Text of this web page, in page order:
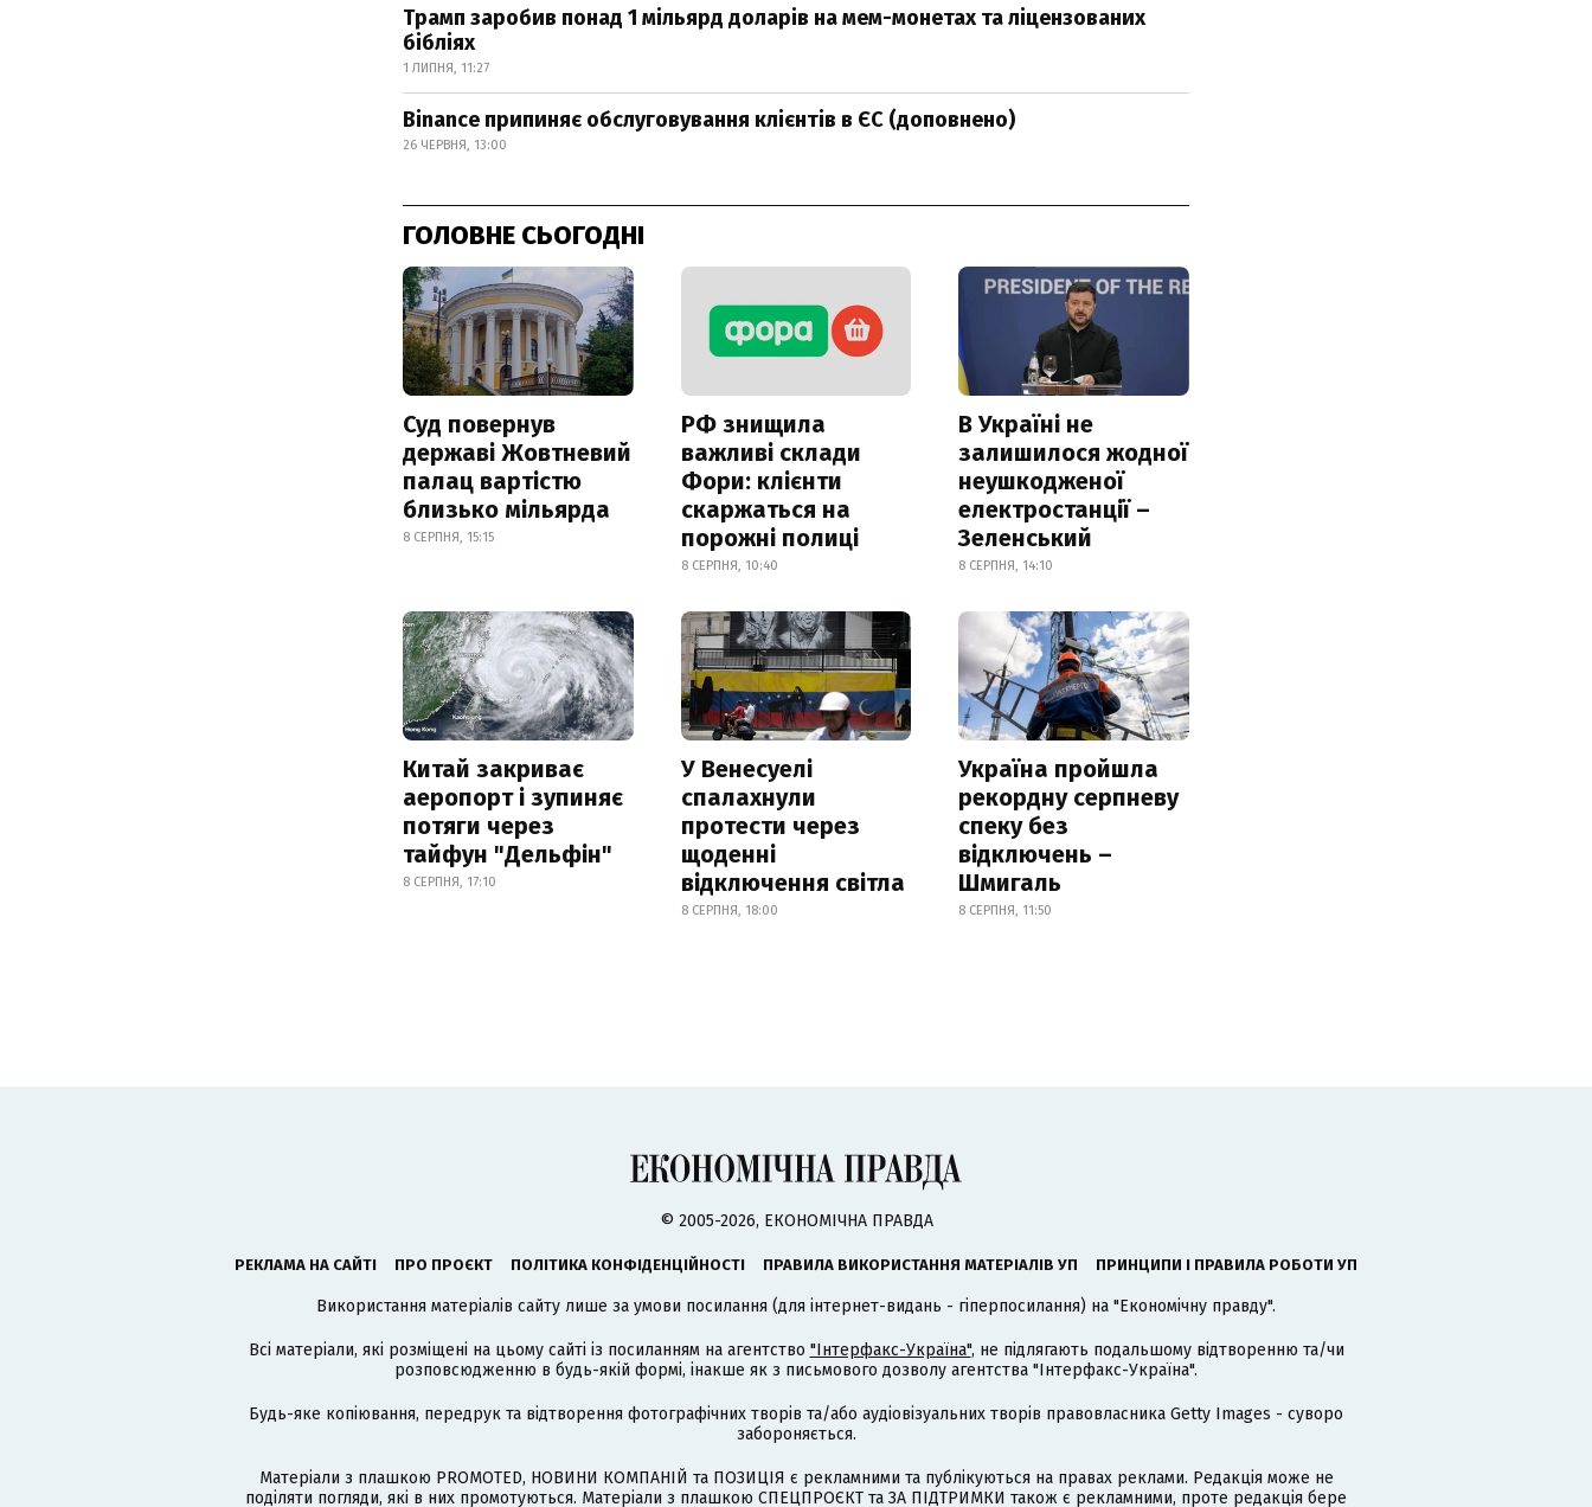
Трамп заробив понад 1 мільярд доларів на мем-монетах та ліцензованих
бібліях
1 ЛИПНЯ, 11:27
Binance припиняє обслуговування клієнтів в ЄС (доповнено)
26 ЧЕРВНЯ, 13:00
ГОЛОВНЕ СЬОГОДНІ
Суд повернув
державі Жовтневий
палац вартістю
близько мільярда
8 СЕРПНЯ, 15:15
РФ знищила
важливі склади
Фори: клієнти
скаржаться на
порожні полиці
8 СЕРПНЯ, 10:40
В Україні не
залишилося жодної
неушкодженої
електростанції –
Зеленський
8 СЕРПНЯ, 14:10
Китай закриває
аеропорт і зупиняє
потяги через
тайфун "Дельфін"
8 СЕРПНЯ, 17:10
У Венесуелі
спалахнули
протести через
щоденні
відключення світла
8 СЕРПНЯ, 18:00
Україна пройшла
рекордну серпневу
спеку без
відключень –
Шмигаль
8 СЕРПНЯ, 11:50
© 2005-2026, ЕКОНОМІЧНА ПРАВДА
РЕКЛАМА НА САЙТІ ПРО ПРОЄКТ ПОЛІТИКА КОНФІДЕНЦІЙНОСТІ ПРАВИЛА ВИКОРИСТАННЯ МАТЕРІАЛІВ УП ПРИНЦИПИ І ПРАВИЛА РОБОТИ УП
Використання матеріалів сайту лише за умови посилання (для інтернет-видань - гіперпосилання) на "Економічну правду".
Всі матеріали, які розміщені на цьому сайті із посиланням на агентство "Інтерфакс-Україна", не підлягають подальшому відтворенню та/чи
розповсюдженню в будь-якій формі, інакше як з письмового дозволу агентства "Інтерфакс-Україна".
Будь-яке копіювання, передрук та відтворення фотографічних творів та/або аудіовізуальних творів правовласника Getty Images - суворо
забороняється.
Матеріали з плашкою PROMOTED, НОВИНИ КОМПАНІЙ та ПОЗИЦІЯ є рекламними та публікуються на правах реклами. Редакція може не
поділяти погляди, які в них промотуються. Матеріали з плашкою СПЕЦПРОЄКТ та ЗА ПІДТРИМКИ також є рекламними, проте редакція бере